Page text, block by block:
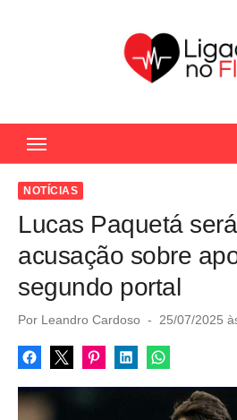
c
NOTÍCIAS
Lucas Paquetá
acusação sobre
segundo portal
Por Leandro Cardoso
P
s
t
25/07/2025